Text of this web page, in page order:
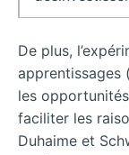
De plus,
apprentissages
les
faciliter les
Duhaime et